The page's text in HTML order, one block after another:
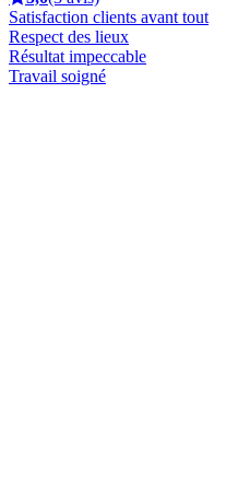
Satisfaction clients avant tout
Respect des lieux
Résultat impeccable
Travail soigné